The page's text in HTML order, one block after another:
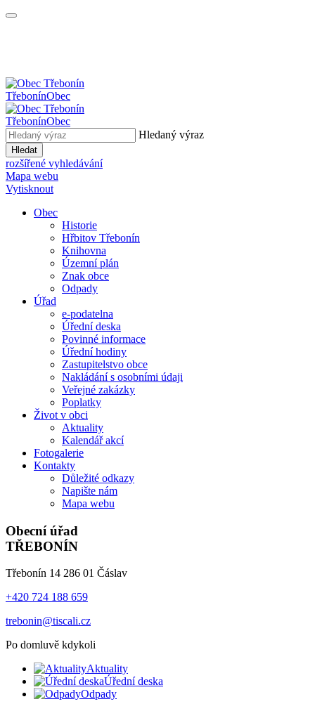
TřebonínObec
TřebonínObec
Hledaný výraz
Hledat
rozšířené vyhledávání
Mapa webu
Vytisknout
Obec
Historie
Hřbitov Třebonín
Knihovna
Územní plán
Znak obce
Odpady
Úřad
e-podatelna
Úřední deska
Povinné informace
Úřední hodiny
Zastupitelstvo obce
Nakládání s osobními údaji
Veřejné zakázky
Poplatky
Život v obci
Aktuality
Kalendář akcí
Fotogalerie
Kontakty
Důležité odkazy
Napište nám
Mapa webu
Obecní úřad
TŘEBONÍN
Třebonín 14 286 01 Čáslav
+420 724 188 659
trebonin@tiscali.cz
Po domluvě kdykoli
Aktuality
Úřední deska
Odpady